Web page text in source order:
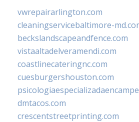
vwrepairarlington.com
cleaningservicebaltimore-
beckslandscapeandfence.com
vistaaltadelveramendi.com
coastlinecateringnc.com
cuesburgershouston.com
dmtacos.com
crescentstreetprinting.com